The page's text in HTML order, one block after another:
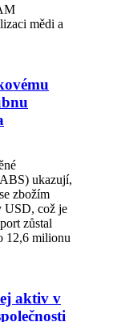
mědi a
ukazují,
zbožím
USD, což je
zůstal
12,6 milionu
aktiv v